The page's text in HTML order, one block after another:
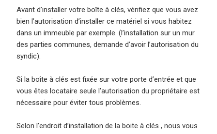
Avant d’installer votre boîte à clés, vérifiez que vous avez
bien l’autorisation d’installer ce matériel si vous habitez
dans un immeuble par exemple. (l’installation sur un mur
des parties communes, demande d’avoir l’autorisation du
syndic).
Si la boîte à clés est fixée sur votre porte d’entrée et que
vous êtes locataire seule l’autorisation du propriétaire est
nécessaire pour éviter tous problèmes.
Selon l’endroit d’installation de la boite à clés , nous vous